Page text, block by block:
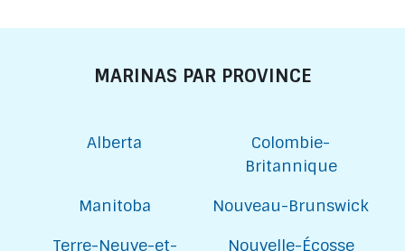
MARINAS PAR PROVINCE
Alberta
Colombie-
Britannique
Manitoba
Nouveau-Brunswick
Terre-Neuve-et-
Nouvelle-Écosse